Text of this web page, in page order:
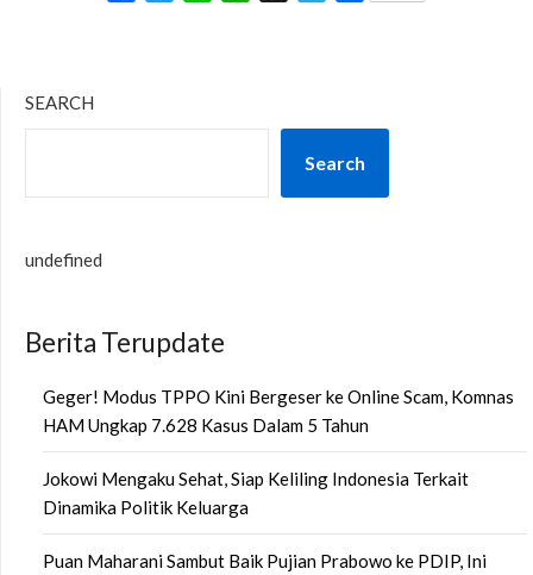
SEARCH
Search
undefined
Berita Terupdate
Geger! Modus TPPO Kini Bergeser ke Online Scam, Komnas
HAM Ungkap 7.628 Kasus Dalam 5 Tahun
Jokowi Mengaku Sehat, Siap Keliling Indonesia Terkait
Dinamika Politik Keluarga
Puan Maharani Sambut Baik Pujian Prabowo ke PDIP, Ini